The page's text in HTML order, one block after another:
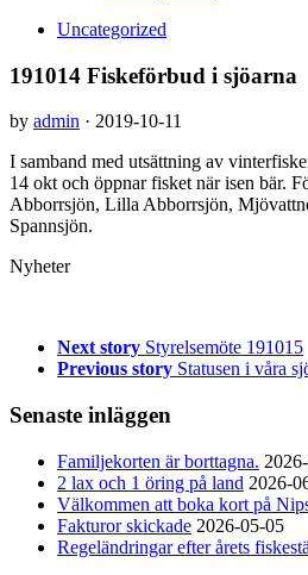
Uncategorized
191014 Fiskeförbud i sjöarna
by admin · 2019-10-11
I samband med utsättning av
14 okt och öppnar fisket när isen bär.
Abborrsjön, Lilla Abborrsjön,
Spannsjön.
Nyheter
Next story Styrelsemöte 191015
Previous story Statusen i våra
Senaste inläggen
Familjekorten är borttagna.
2 lax och 1 öring på land 2026-
Välkommen att boka kort på
Fakturor skickade 2026-05-05
Regeländringar efter årets